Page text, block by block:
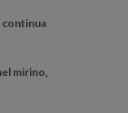
continua
mirino,